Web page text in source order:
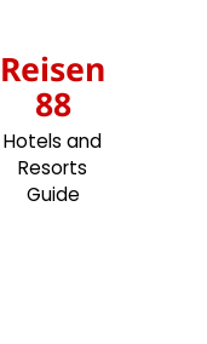
content
Reisen
88
Hotels and
Resorts
Guide